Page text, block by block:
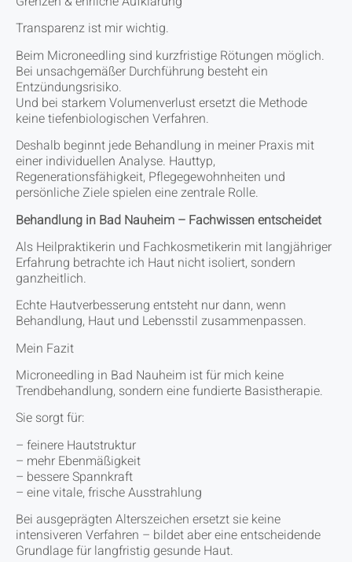
Transparenz ist mir wichtig.
Beim Microneedling sind kurzfristige Rötungen möglich.
Bei unsachgemäßer Durchführung besteht ein
Entzündungsrisiko.
Und bei starkem Volumenverlust ersetzt die Methode
keine tiefenbiologischen Verfahren.
Deshalb beginnt jede Behandlung in meiner Praxis mit
einer individuellen Analyse. Hauttyp,
Regenerationsfähigkeit, Pflegegewohnheiten und
persönliche Ziele spielen eine zentrale Rolle.
Behandlung in Bad Nauheim – Fachwissen entscheidet
Als Heilpraktikerin und Fachkosmetikerin mit langjähriger
Erfahrung betrachte ich Haut nicht isoliert, sondern
ganzheitlich.
Echte Hautverbesserung entsteht nur dann, wenn
Behandlung, Haut und Lebensstil zusammenpassen.
Mein Fazit
Microneedling in Bad Nauheim ist für mich keine
Trendbehandlung, sondern eine fundierte Basistherapie.
Sie sorgt für:
– feinere Hautstruktur
– mehr Ebenmäßigkeit
– bessere Spannkraft
– eine vitale, frische Ausstrahlung
Bei ausgeprägten Alterszeichen ersetzt sie keine
intensiveren Verfahren – bildet aber eine entscheidende
Grundlage für langfristig gesunde Haut.